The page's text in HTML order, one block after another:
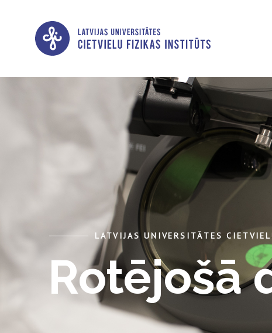
LATVIJAS UNIVERSITĀTES
Rotējošā